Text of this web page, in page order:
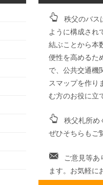
秩父のバス
ように構成され
結ぶことから本
便性を高めるた
で、公共交通機
スマップを作り
む方のお役に立
秩父札所め
ぜひそちらもご
ご意見等あ
ます。お気軽に